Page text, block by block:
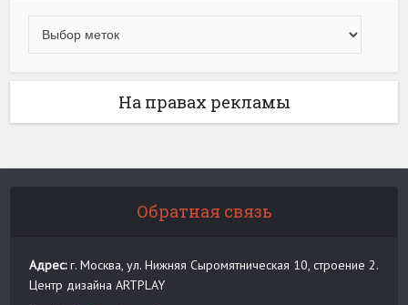
На правах рекламы
Обратная связь
Адрес:г. Москва, ул. Нижняя Сыромятническая 10, строение 2.
Центр дизайна ARTPLAY